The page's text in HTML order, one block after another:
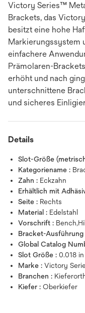
Victory Series™
Brackets, das
besitzt eine hohe
Markierungssystem
einfachere
Prämolaren-
erhöht und nach
unterschnittene
und sicheres
Details
Slot-Größe
Kategoriename :
Zahn : Eckzahn
Erhältlich mit
Seite : Rechts
Material : Edelstahl
Vorschrift :
Bracket-Ausführung
Global Catalog
Slot Größe : 0.018 in
Marke : Victory
Branchen :
Kiefer : Oberkiefer